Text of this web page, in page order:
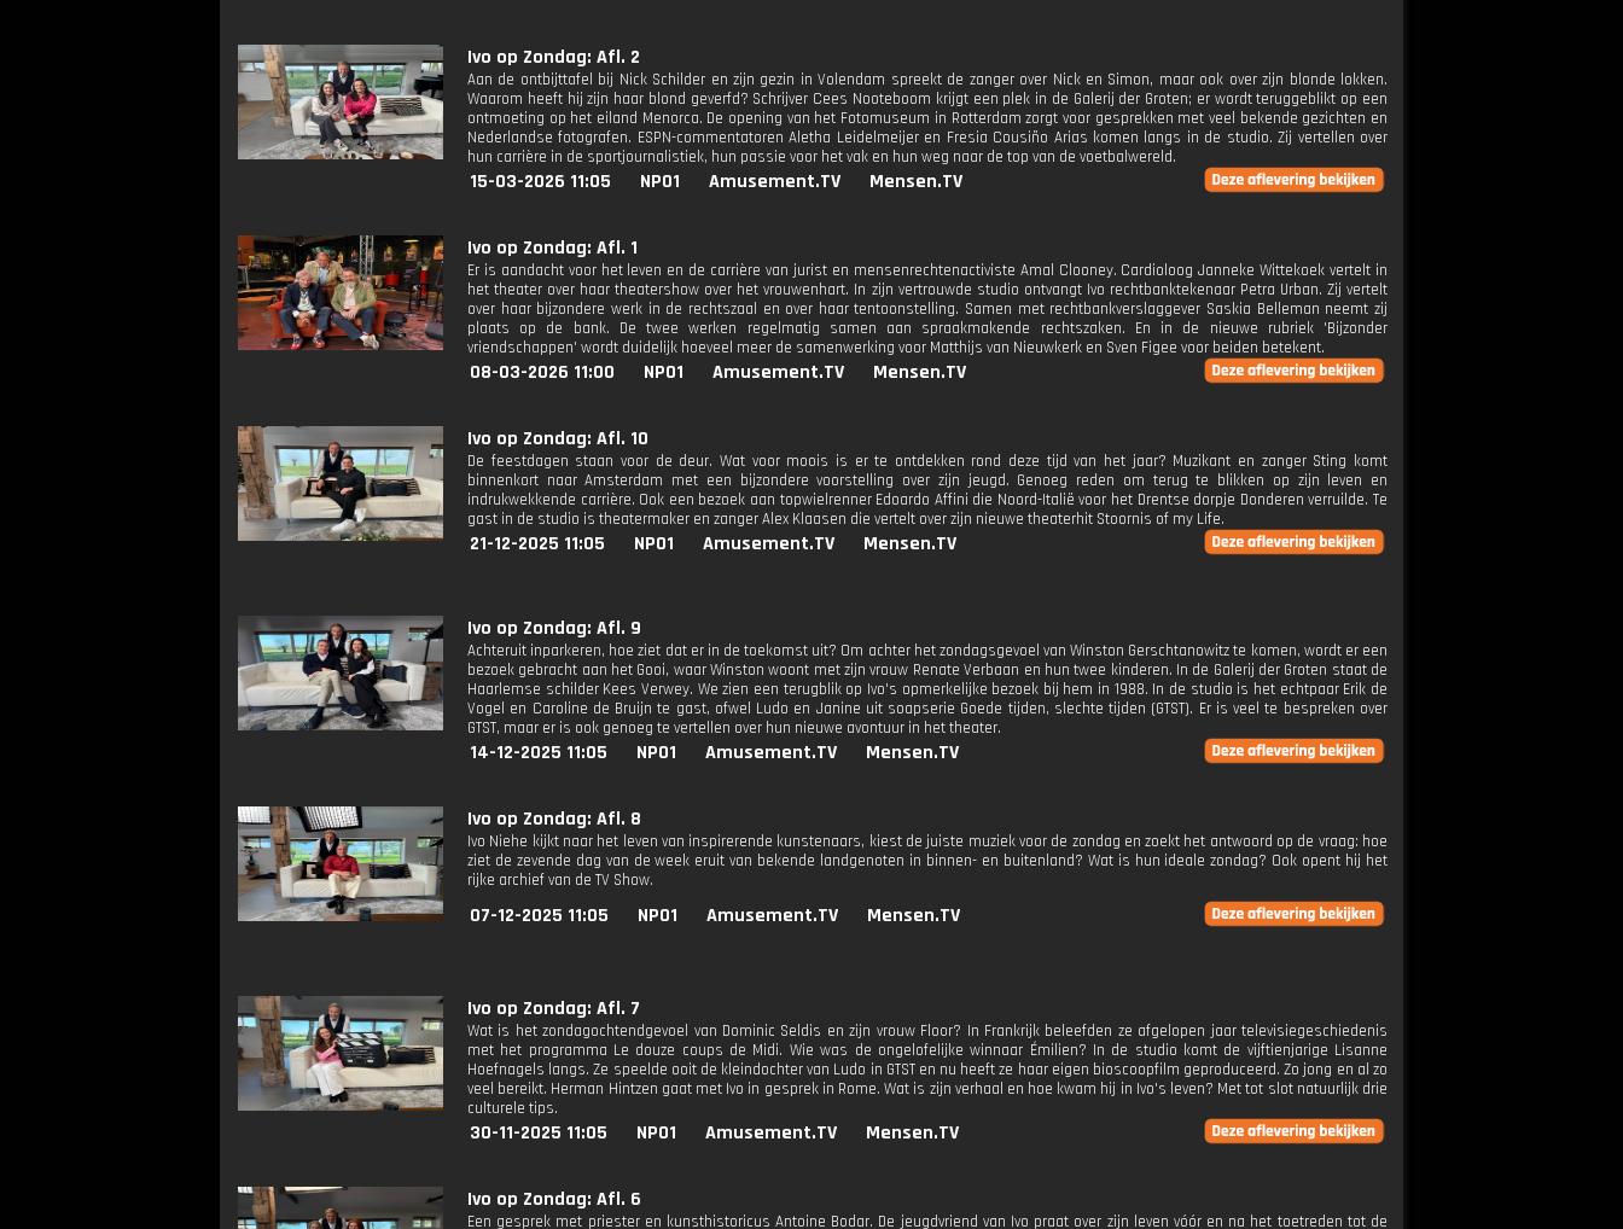
Ivo op Zondag: Afl. 2
Aan de ontbijttafel bij Nick Schilder en zijn gezin in Volendam spreekt de zanger over Nick en Simon, maar ook over zijn blonde lokken.
Waarom heeft hij zijn haar blond geverfd? Schrijver Cees Nooteboom krijgt een plek in de Galerij der Groten; er wordt teruggeblikt op een
ontmoeting op het eiland Menorca. De opening van het Fotomuseum in Rotterdam zorgt voor gesprekken met veel bekende gezichten en
Nederlandse fotografen. ESPN-commentatoren Aletha Leidelmeijer en Fresia Cousiño Arias komen langs in de studio. Zij vertellen over
hun carrière in de sportjournalistiek, hun passie voor het vak en hun weg naar de top van de voetbalwereld.
15-03-2026 11:05 NPO1 Amusement.TV Mensen.TV
Ivo op Zondag: Afl. 1
Er is aandacht voor het leven en de carrière van jurist en mensenrechtenactiviste Amal Clooney. Cardioloog Janneke Wittekoek vertelt in
het theater over haar theatershow over het vrouwenhart. In zijn vertrouwde studio ontvangt Ivo rechtbanktekenaar Petra Urban. Zij vertelt
over haar bijzondere werk in de rechtszaal en over haar tentoonstelling. Samen met rechtbankverslaggever Saskia Belleman neemt zij
plaats op de bank. De twee werken regelmatig samen aan spraakmakende rechtszaken. En in de nieuwe rubriek 'Bijzonder
vriendschappen' wordt duidelijk hoeveel meer de samenwerking voor Matthijs van Nieuwkerk en Sven Figee voor beiden betekent.
08-03-2026 11:00 NPO1 Amusement.TV Mensen.TV
Ivo op Zondag: Afl. 10
De feestdagen staan voor de deur. Wat voor moois is er te ontdekken rond deze tijd van het jaar? Muzikant en zanger Sting komt
binnenkort naar Amsterdam met een bijzondere voorstelling over zijn jeugd. Genoeg reden om terug te blikken op zijn leven en
indrukwekkende carrière. Ook een bezoek aan topwielrenner Edoardo Affini die Noord-Italië voor het Drentse dorpje Donderen verruilde. Te
gast in de studio is theatermaker en zanger Alex Klaasen die vertelt over zijn nieuwe theaterhit Stoornis of my Life.
21-12-2025 11:05 NPO1 Amusement.TV Mensen.TV
Ivo op Zondag: Afl. 9
Achteruit inparkeren, hoe ziet dat er in de toekomst uit? Om achter het zondagsgevoel van Winston Gerschtanowitz te komen, wordt er een
bezoek gebracht aan het Gooi, waar Winston woont met zijn vrouw Renate Verbaan en hun twee kinderen. In de Galerij der Groten staat de
Haarlemse schilder Kees Verwey. We zien een terugblik op Ivo's opmerkelijke bezoek bij hem in 1988. In de studio is het echtpaar Erik de
Vogel en Caroline de Bruijn te gast, ofwel Ludo en Janine uit soapserie Goede tijden, slechte tijden (GTST). Er is veel te bespreken over
GTST, maar er is ook genoeg te vertellen over hun nieuwe avontuur in het theater.
14-12-2025 11:05 NPO1 Amusement.TV Mensen.TV
Ivo op Zondag: Afl. 8
Ivo Niehe kijkt naar het leven van inspirerende kunstenaars, kiest de juiste muziek voor de zondag en zoekt het antwoord op de vraag: hoe
ziet de zevende dag van de week eruit van bekende landgenoten in binnen- en buitenland? Wat is hun ideale zondag? Ook opent hij het
rijke archief van de TV Show.
07-12-2025 11:05 NPO1 Amusement.TV Mensen.TV
Ivo op Zondag: Afl. 7
Wat is het zondagochtendgevoel van Dominic Seldis en zijn vrouw Floor? In Frankrijk beleefden ze afgelopen jaar televisiegeschiedenis
met het programma Le douze coups de Midi. Wie was de ongelofelijke winnaar Émilien? In de studio komt de vijftienjarige Lisanne
Hoefnagels langs. Ze speelde ooit de kleindochter van Ludo in GTST en nu heeft ze haar eigen bioscoopfilm geproduceerd. Zo jong en al zo
veel bereikt. Herman Hintzen gaat met Ivo in gesprek in Rome. Wat is zijn verhaal en hoe kwam hij in Ivo's leven? Met tot slot natuurlijk drie
culturele tips.
30-11-2025 11:05 NPO1 Amusement.TV Mensen.TV
Ivo op Zondag: Afl. 6
Een gesprek met priester en kunsthistoricus Antoine Bodar. De jeugdvriend van Ivo praat over zijn leven vóór en na het toetreden tot de